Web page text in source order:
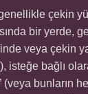
çekin
bir yerde,
veya çekin
isteğe bağlı
(veya bunların